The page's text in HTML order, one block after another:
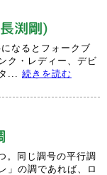
渕剛)
なるとフォークブ
ク・レディー、デビ
... 続きを読む
。同じ調号の平行調
」の調であれば、ロ